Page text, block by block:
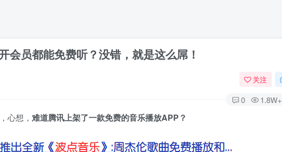
会员都能免费听？没错，就是这么屌！
关注
0 1.8W+
心想， 难道腾讯上架了一款免费的音乐播放APP？